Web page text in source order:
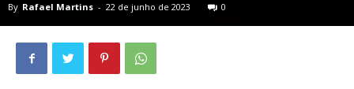
By Rafael Martins - 22 de junho de 2023 0